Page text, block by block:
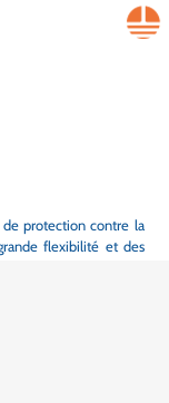
protection contre la
flexibilité et des